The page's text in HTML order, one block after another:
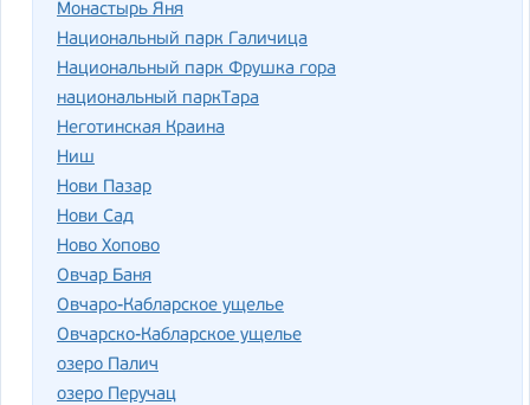
Монастырь Яня
Национальный парк Галичица
Национальный парк Фрушка гора
национальный паркТара
Неготинская Краина
Ниш
Нови Пазар
Нови Сад
Ново Хопово
Овчар Баня
Овчаро-Кабларское ущелье
Овчарско-Кабларское ущелье
озеро Палич
озеро Перучац